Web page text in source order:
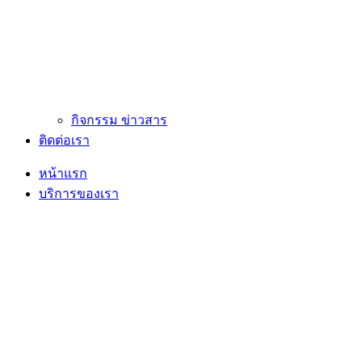
กิจกรรม ข่าวสาร
ติดต่อเรา
หน้าแรก
บริการของเรา